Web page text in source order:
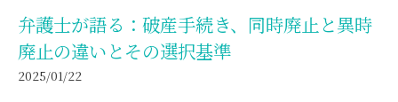
弁護士が語る：破産手続き、同時廃止と異時
廃止の違いとその選択基準
2025/01/22